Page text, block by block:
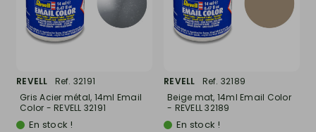
REVELL
Ref. 32191
Gris Acier métal, 14ml Email
Color - REVELL 32191
En stock !
REVELL
Ref. 32189
Beige mat, 14ml Email Color
- REVELL 32189
En stock !